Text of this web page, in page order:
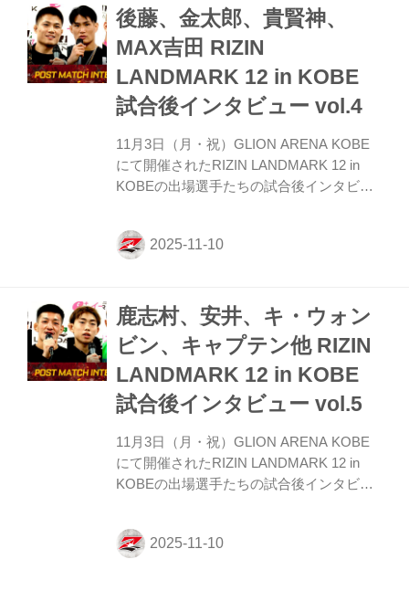
実際に戦った印象を教えてください。 摩嶋
そうですね。やっぱりパンチとか怖かった
んですけど。まあ腰も強くて思ったよりテ
イクダウンちょっと手こずったんで、もっ
とうまくやれると思ってたんですけど。ま
あ、うまくて強かったです。 ーー同じ階級
のメ...
後藤、金太郎、貴賢神、
MAX吉田 RIZIN
LANDMARK 12 in KOBE
試合後インタビュー vol.4
11月3日（月・祝）GLION ARENA KOBE
にて開催されたRIZIN LANDMARK 12 in
KOBEの出場選手たちの試合後インタビュ
外国人に立ち向かっていく存在として、強
くなりたい」 ーー試合後の率直な感想をお
ープラン通りの展開だったということでし
ょうか。 後藤 というよりも、ずっとイメ
ージしてきたこと……、ずっとイメージし
たことっていうのは、勝ったあとに中島選
手が倒れてて、で、お客さんがワーッて言
ってくれてるっていうのを何百回も想像し
てきたん...
鹿志村、安井、キ・ウォン
ビン、キャプテン他 RIZIN
LANDMARK 12 in KOBE
試合後インタビュー vol.5
11月3日（月・祝）GLION ARENA KOBE
にて開催されたRIZIN LANDMARK 12 in
KOBEの出場選手たちの試合後インタビュ
「俺の試合は面白いって言われる試合を、
これからも作っていければ」 ーー試合後の